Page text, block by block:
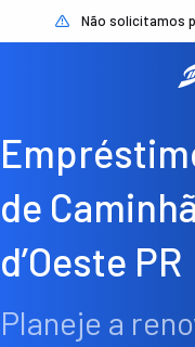
Não solicitamos
de
d’Oeste PR
Planeje a